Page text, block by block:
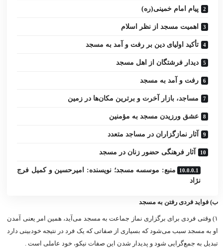
پیام امام خمینى(ره)
اهمیت مسجد از نظر اسلام
تأکید اولیاى دین بر رفت و آمد به مسجد
دیدار فرشتگان از اهل مسجد
رفت و آمد به مسجد
مساجد، بازار آخرت و برترین مکان‌ها در زمین
عشق ورزیدن مسجد به مؤمنین
آثار نمازگزاران در مساجد متعدد
آثار فرهنگى حضور زنان در مسجد
منبع: موسسه مسجد؛ نویسنده: امیرحسین و کمیل فرج
نژاد
ب) فواید فردى رفتن به مسجد
۱) وقتی فردى براى برگزارى نماز جماعت به مسجد می‌آید، همین امر یعنى آمدن
او به مسجد سبب می‌شود که بسیارى از صفاتى که یک فرد در نتیجه خودبینى دارد
تبدیل به جمع‌گرایی شود و پدیدار شدن این صفات نیکو، خود عاملى است .